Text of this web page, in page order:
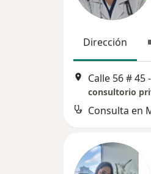
Dirección
Calle 56 # 45
consultorio
Consulta en